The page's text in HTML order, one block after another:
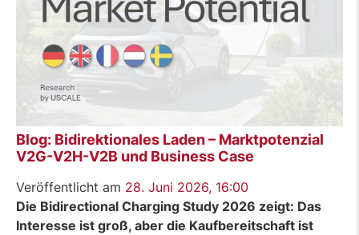
Blog: Bidirektionales Laden – Marktpotenzial
V2G-V2H-V2B und Business Case
Veröffentlicht am 28. Juni 2026, 16:00
Die Bidirectional Charging Study 2026 zeigt: Das
Interesse ist groß, aber die Kaufbereitschaft ist